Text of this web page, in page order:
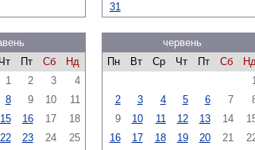
31
Чт Пт Сб
Нд
1
2 3
4
8 9 10
11
15 16 17
18
22 23 24
25
червень
Пн
Вт Ср Чт Пт Сб
2
3 4 5 6 7
9
10 11 12 13 14
16
17 18 19 20 21